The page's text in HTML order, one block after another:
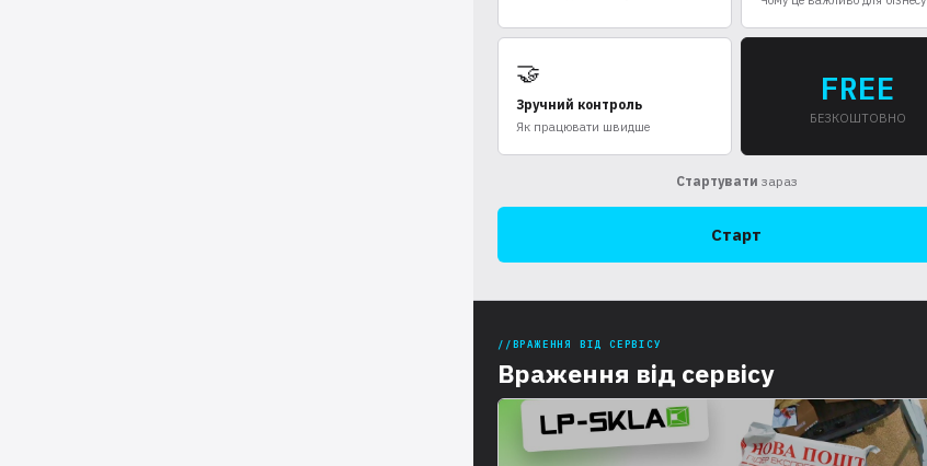
🤝
Зручний контроль
Як працювати швидше
FREE
БЕЗКОШТОВНО
Стартувати зараз
Старт
ВРАЖЕННЯ ВІД СЕРВІСУ
Враження від сервісу